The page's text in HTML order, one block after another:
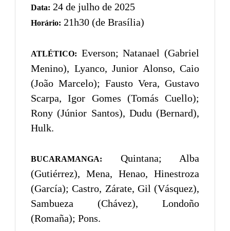
Data: 24 de julho de 2025
Horário: 21h30 (de Brasília)
ATLÉTICO: Everson; Natanael (Gabriel
Menino), Lyanco, Junior Alonso, Caio
(João Marcelo); Fausto Vera, Gustavo
Scarpa, Igor Gomes (Tomás Cuello);
Rony (Júnior Santos), Dudu (Bernard),
Hulk.
BUCARAMANGA:
Quintana; Alba
(Gutiérrez), Mena, Henao, Hinestroza
(García); Castro, Zárate, Gil (Vásquez),
Sambueza (Chávez), Londoño
(Romaña); Pons.